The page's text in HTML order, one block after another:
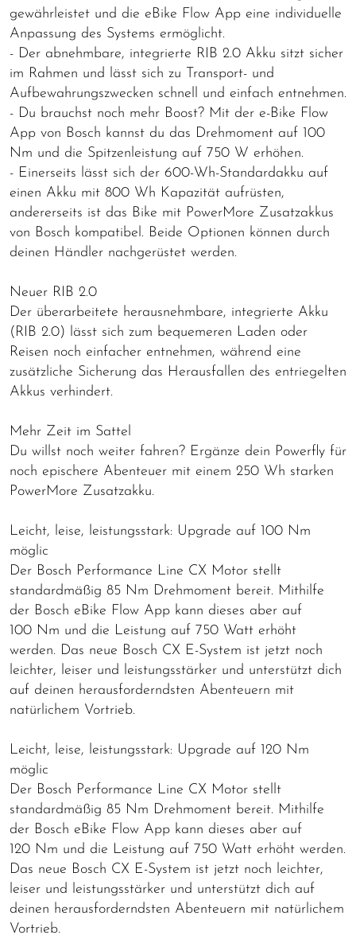
gewährleistet und die eBike Flow App eine individuelle
Anpassung des Systems ermöglicht.
- Der abnehmbare, integrierte RIB 2.0 Akku sitzt sicher
im Rahmen und lässt sich zu Transport- und
Aufbewahrungszwecken schnell und einfach entnehmen.
- Du brauchst noch mehr Boost? Mit der e-Bike Flow
App von Bosch kannst du das Drehmoment auf 100
Nm und die Spitzenleistung auf 750 W erhöhen.
- Einerseits lässt sich der 600-Wh-Standardakku auf
einen Akku mit 800 Wh Kapazität aufrüsten,
andererseits ist das Bike mit PowerMore Zusatzakkus
von Bosch kompatibel. Beide Optionen können durch
deinen Händler nachgerüstet werden.
Neuer RIB 2.0
Der überarbeitete herausnehmbare, integrierte Akku
(RIB 2.0) lässt sich zum bequemeren Laden oder
Reisen noch einfacher entnehmen, während eine
zusätzliche Sicherung das Herausfallen des entriegelten
Akkus verhindert.
Mehr Zeit im Sattel
Du willst noch weiter fahren? Ergänze dein Powerfly für
noch epischere Abenteuer mit einem 250 Wh starken
PowerMore Zusatzakku.
Leicht, leise, leistungsstark: Upgrade auf 100 Nm
möglic
Der Bosch Performance Line CX Motor stellt
standardmäßig 85 Nm Drehmoment bereit. Mithilfe
der Bosch eBike Flow App kann dieses aber auf
100 Nm und die Leistung auf 750 Watt erhöht
werden. Das neue Bosch CX E-System ist jetzt noch
leichter, leiser und leistungsstärker und unterstützt dich
auf deinen herausforderndsten Abenteuern mit
natürlichem Vortrieb.
Leicht, leise, leistungsstark: Upgrade auf 120 Nm
möglic
Der Bosch Performance Line CX Motor stellt
standardmäßig 85 Nm Drehmoment bereit. Mithilfe
der Bosch eBike Flow App kann dieses aber auf
120 Nm und die Leistung auf 750 Watt erhöht werden.
Das neue Bosch CX E-System ist jetzt noch leichter,
leiser und leistungsstärker und unterstützt dich auf
deinen herausforderndsten Abenteuern mit natürlichem
Vortrieb.